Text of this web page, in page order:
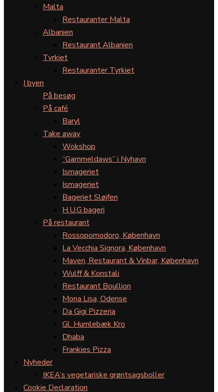
Malta
Restauranter Malta
Albanien
Restaurant Albanien
Tyrkiet
Restauranter Tyrkiet
I byen
På besøg
På café
Baryl
Take away
Wokshop
“Gammeldaws” i Nyhavn
Ismageriet
Ismageriet
Bageriet Sløjfen
H.U.G bageri
På restaurant
Rossopomodoro, København
La Vecchia Signora, København
Maven, Restaurant & Vinbar, København
Wulff & Konstali
Restaurant Boullion
Mona Lisa, Odense
Da Gigi Pizzeria
Gl. Humlebæk Kro
Dhaba
Frankies Pizza
Nyheder
IKEA’s vegetariske grøntsagsboller
Cookie Declaration